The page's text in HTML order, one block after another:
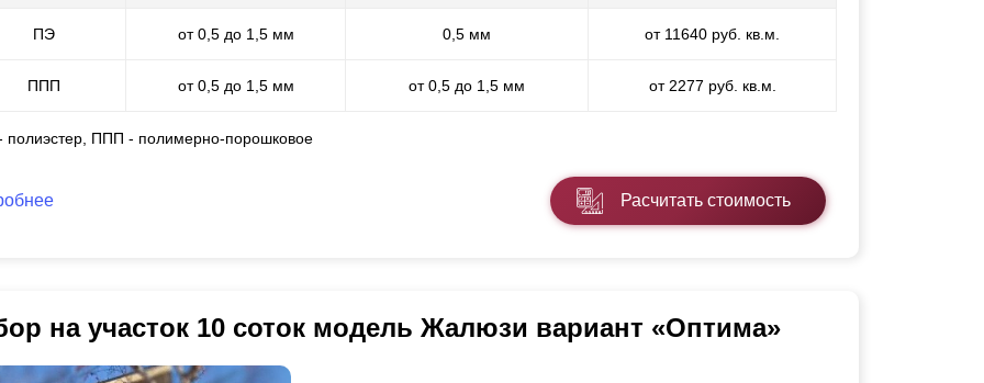
ПЭ от 0,5 до 1,5 мм 0,5 мм от 11640 руб. кв.м.
ППП от 0,5 до 1,5 мм от 0,5 до 1,5 мм от 2277 руб. кв.м.
полиэстер, ППП - полимерно-порошковое
Расчитать стоимость
на участок 10 соток модель Жалюзи вариант «Оптима»